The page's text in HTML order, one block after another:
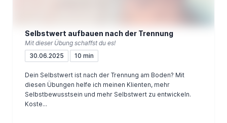
Selbstwert aufbauen nach der Trennung
Mit dieser Übung schaffst du es!
30.06.2025
10 min
Dein Selbstwert ist nach der Trennung am Boden? Mit
diesen Übungen helfe ich meinen Klienten, mehr
Selbstbewusstsein und mehr Selbstwert zu entwickeln.
Koste...